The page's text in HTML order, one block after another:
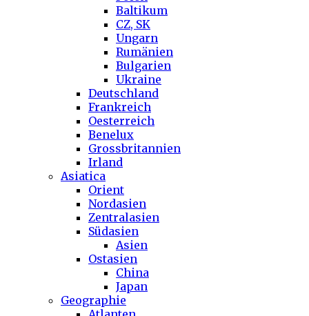
Baltikum
CZ, SK
Ungarn
Rumänien
Bulgarien
Ukraine
Deutschland
Frankreich
Oesterreich
Benelux
Grossbritannien
Irland
Asiatica
Orient
Nordasien
Zentralasien
Südasien
Asien
Ostasien
China
Japan
Geographie